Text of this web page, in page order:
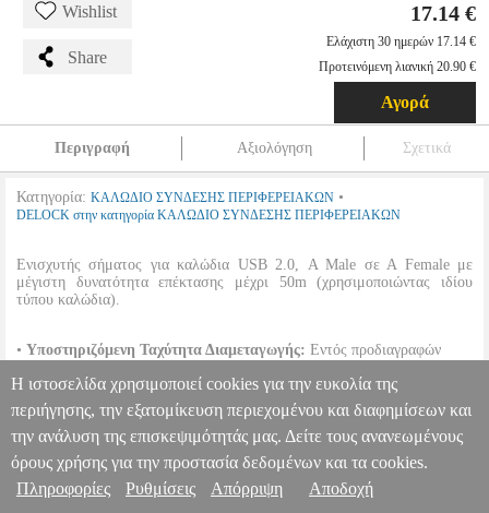
Wishlist
Share
17.14 €
Ελάχιστη 30 ημερών 17.14 €
Προτεινόμενη λιανική 20.90 €
Αγορά
Περιγραφή Αξιολόγηση Σχετικά
Κατηγορία: ΚΑΛΩΔΙΟ ΣΥΝΔΕΣΗΣ ΠΕΡΙΦΕΡΕΙΑΚΩΝ •
DELOCK στην κατηγορία ΚΑΛΩΔΙΟ ΣΥΝΔΕΣΗΣ ΠΕΡΙΦΕΡΕΙΑΚΩΝ
Ενισχυτής σήματος για καλώδια USB 2.0, Α Male σε Α Female με
μέγιστη δυνατότητα επέκτασης μέχρι 50m (χρησιμοποιώντας ιδίου
τύπου καλώδια).
• Υποστηριζόμενη Ταχύτητα Διαμεταγωγής: Εντός προδιαγραφών
• Μήκος καλωδίου:10m.
Συμβατότητα: Windows 98/2000/XP/Vista/7, Mac OS 9.0 ή νεότερο.
DELOCK 82446 CABLE USB 2.0 EXTENSION ACTIVE 10M
PER.750573 PER.750573 DELOCK DELOCK ΚΑΛΩΔΙΟ
ΣΥΝΔΕΣΗΣ ΠΕΡΙΦΕΡΕΙΑΚΩΝ
ΣΥΝΔΕΣΗΣ ΠΕΡΙΦΕΡΕΙΑΚΩΝ •DELOCK στην κατηγορία
Πληροφορίες & Υπηρεσίες >
Η ιστοσελίδα χρησιμοποιεί cookies για την ευκολία της
περιήγησης, την εξατομίκευση περιεχομένου και διαφημίσεων και
την ανάλυση της επισκεψιμότητάς μας. Δείτε τους ανανεωμένους
όρους χρήσης για την προστασία δεδομένων και τα cookies.
Πληροφορίες
Ρυθμίσεις Απόρριψη Αποδοχή